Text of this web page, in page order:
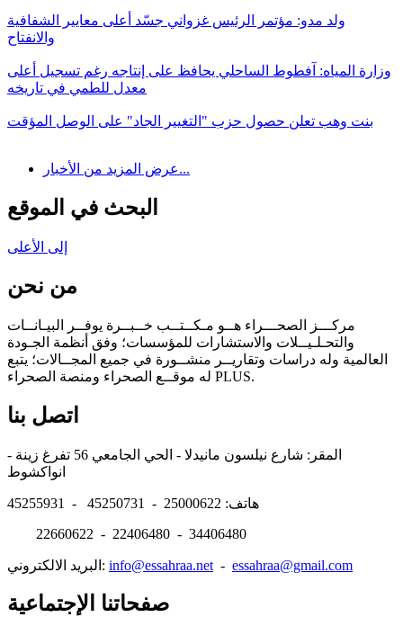
ولد مدو: مؤتمر الرئيس غزواني جسّد أعلى معايير الشفافية
والانفتاح
وزارة المياه: آفطوط الساحلي يحافظ على إنتاجه رغم تسجيل أعلى
معدل للطمي في تاريخه
بنت وهب تعلن حصول حزب "التغيير الجاد" على الوصل المؤقت
عرض المزيد من الأخبار...
البحث في الموقع
إلى الأعلى
من نحن
مركـــز الصحـــراء هــو مـكــتــب خــبــرة يوفــر البيـانــات
والتحـلـيــلات والاستشارات للمؤسسات؛ وفق أنظمة الجـودة
العالمية وله دراسات وتقاريــر منشــورة في جميع المجــالات؛ يتبع
له موقــع الصحراء ومنصة الصحراء PLUS.
اتصل بنا
المقر: شارع نيلسون مانيدلا - الحي الجامعي 56 تفرغ زينة -
هاتف: 25000622 - 45250731 - 45255931
22660622 - 22406480 - 34406480
البريد الالكتروني: info@essahraa.net - essahraa@gmail.com
صفحاتنا الإجتماعية